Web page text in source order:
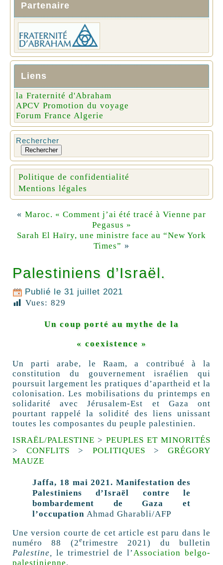
Partenaire
Liens
la Fraternité d'Abraham
APCV Promotion du voyage
Forum France Algerie
Rechercher
Rechercher
Politique de confidentialité
Mentions légales
« Maroc. « Comment j’ai été tracé à Vienne par
Pegasus »
Sarah El Haïry, une ministre face au “New York
Times” »
Palestiniens d’Israël.
Publié le 31 juillet 2021
Vues: 829
Un coup porté au mythe de la
« coexistence »
Un parti arabe, le Raam, a contribué à la
constitution du gouvernement israélien qui
poursuit largement les pratiques d’apartheid et la
colonisation. Les mobilisations du printemps en
solidarité avec Jérusalem-Est et Gaza ont
pourtant rappelé la solidité des liens unissant
toutes les composantes du peuple palestinien.
ISRAËL/PALESTINE >PEUPLES ET MINORITÉS
>CONFLITS > POLITIQUES >GRÉGORY
MAUZE
Jaffa, 18 mai 2021. Manifestation des
Palestiniens d’Israël contre le
bombardement de Gaza et
l’occupation Ahmad Gharabli/AFP
Une version courte de cet article est paru dans le
numéro 88 (2etrimestre 2021) du bulletin
Palestine,
le trimestriel de l’ Association belgo-
palestinienne.